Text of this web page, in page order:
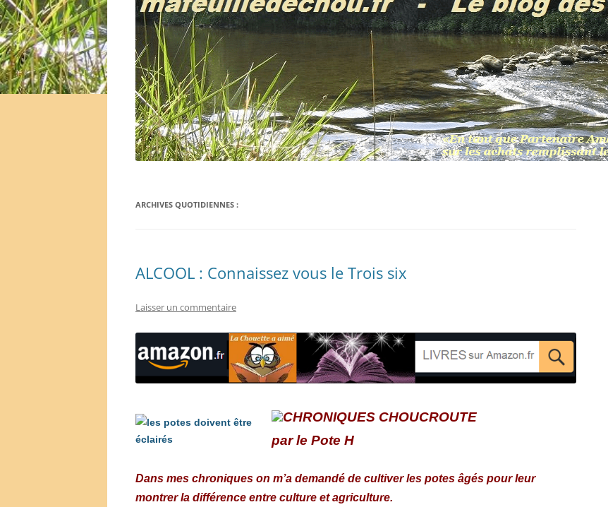
ARCHIVES QUOTIDIENNES :
ALCOOL : Connaissez vous le Trois six
Laisser un commentaire
CHRONIQUES CHOUCROUTE
par le Pote H
Dans mes chroniques on m’a demandé de cultiver les potes âgés pour leur
montrer la différence entre culture et agriculture.